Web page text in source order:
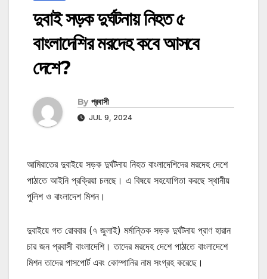
দুবাই সড়ক দুর্ঘটনায় নিহত ৫
বাংলাদেশির মরদেহ কবে আসবে
দেশে?
By প্রবাসী
JUL 9, 2024
আমিরাতের দুবাইয়ে সড়ক দুর্ঘটনায় নিহত বাংলাদেশিদের মরদেহ দেশে
পাঠাতে আইনি প্রক্রিয়া চলছে। এ বিষয়ে সহযোগিতা করছে স্থানীয়
পুলিশ ও বাংলাদেশ মিশন।
দুবাইয়ে গত রোববার (৭ জুলাই) মর্মান্তিক সড়ক দুর্ঘটনায় প্রাণ হারান
চার জন প্রবাসী বাংলাদেশি। তাদের মরদেহ দেশে পাঠাতে বাংলাদেশে
মিশন তাদের পাসপোর্ট এবং কোম্পানির নাম সংগ্রহ করেছে।